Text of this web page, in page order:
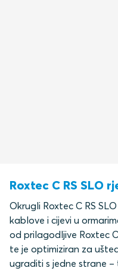
Roxtec C RS SLO
Okrugli Roxtec C RS
kablove i cijevi u
od prilagodljive Roxtec
te je optimiziran za
ugraditi s jedne strane